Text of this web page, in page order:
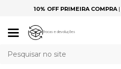
10% OFF PRIMEIRA COMPRA|
Mudar
Trocas e devoluções